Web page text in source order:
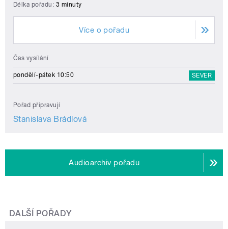
Délka pořadu: 3 minuty
Více o pořadu
Čas vysílání
pondělí-pátek 10:50 SEVER
Pořad připravují
Stanislava Brádlová
Audioarchiv pořadu
DALŠÍ POŘADY